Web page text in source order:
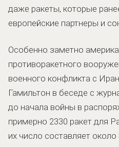
даже ракеты, которые
европейские партнеры и
Особенно заметно
противоракетного
военного конфликта с
Гамильтон в беседе с
до начала войны в
примерно 2330 ракет для
их число составляет около